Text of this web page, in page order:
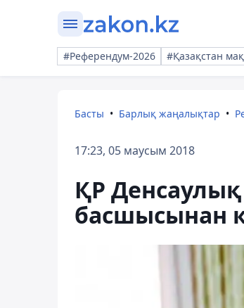
#Референдум-2026 #Қазақстан
Басты Барлық жаңалықтар
17:23, 05 маусым 2018
ҚР Денсаулық
басшысынан